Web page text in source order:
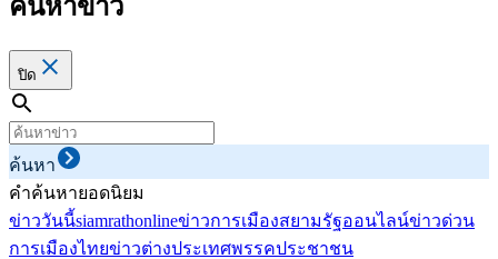
ค้นหาข่าว
ปิด
ค้นหา
คำค้นหายอดนิยม
ข่าววันนี้siamrathonlineข่าวการเมืองสยามรัฐออนไลน์ข่าวด่วน
การเมืองไทยข่าวต่างประเทศพรรคประชาชน